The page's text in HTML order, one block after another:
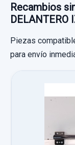
Recambios
DELANTERO
Piezas
para envío